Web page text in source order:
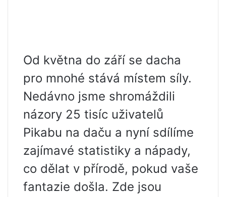
Od května do září se dacha
pro mnohé stává místem síly.
Nedávno jsme shromáždili
názory 25 tisíc uživatelů
Pikabu na daču a nyní sdílíme
zajímavé statistiky a nápady,
co dělat v přírodě, pokud vaše
fantazie došla. Zde jsou